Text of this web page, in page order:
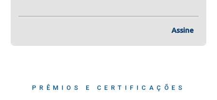
Assine
PRÊMIOS E CERTIFICAÇÕES